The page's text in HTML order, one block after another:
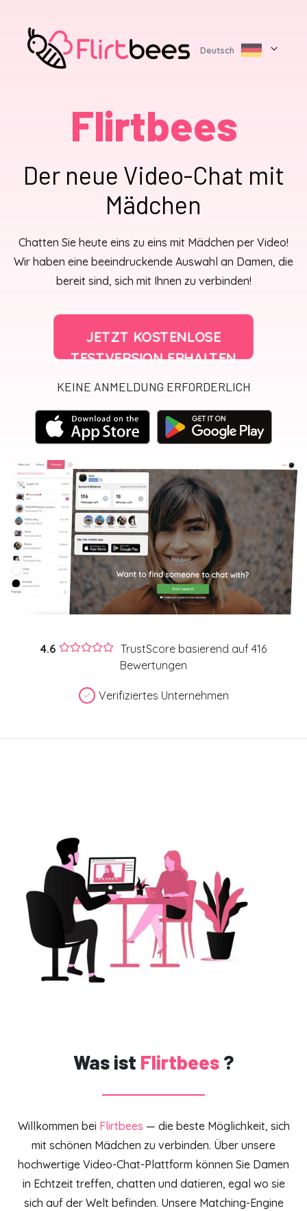
Deutsch
Flirtbees
Der neue Video-Chat mit
Mädchen
Chatten Sie heute eins zu eins mit Mädchen per Video!
Wir haben eine beeindruckende Auswahl an Damen, die
bereit sind, sich mit Ihnen zu verbinden!
JETZT KOSTENLOSE
TESTVERSION ERHALTEN
KEINE ANMELDUNG ERFORDERLICH
4.6
TrustScore basierend auf 416
Bewertungen
Verifiziertes Unternehmen
Was ist Flirtbees ?
Willkommen bei Flirtbees — die beste Möglichkeit, sich
mit schönen Mädchen zu verbinden. Über unsere
hochwertige Video-Chat-Plattform können Sie Damen
in Echtzeit treffen, chatten und datieren, egal wo sie
sich auf der Welt befinden. Unsere Matching-Engine